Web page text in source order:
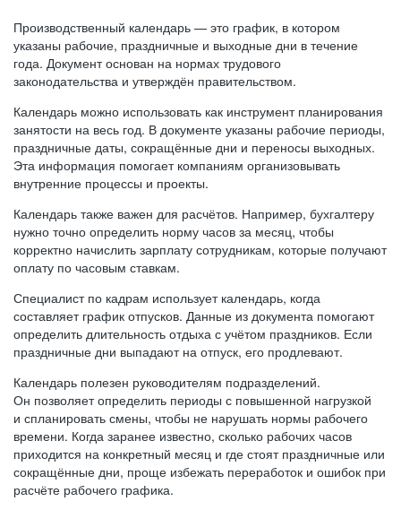
Производственный календарь — это график, в котором
указаны рабочие, праздничные и выходные дни в течение
года. Документ основан на нормах трудового
законодательства и утверждён правительством.
Календарь можно использовать как инструмент планирования
занятости на весь год. В документе указаны рабочие периоды,
праздничные даты, сокращённые дни и переносы выходных.
Эта информация помогает компаниям организовывать
внутренние процессы и проекты.
Календарь также важен для расчётов. Например, бухгалтеру
нужно точно определить норму часов за месяц, чтобы
корректно начислить зарплату сотрудникам, которые получают
оплату по часовым ставкам.
Специалист по кадрам использует календарь, когда
составляет график отпусков. Данные из документа помогают
определить длительность отдыха с учётом праздников. Если
праздничные дни выпадают на отпуск, его продлевают.
Календарь полезен руководителям подразделений.
Он позволяет определить периоды с повышенной нагрузкой
и спланировать смены, чтобы не нарушать нормы рабочего
времени. Когда заранее известно, сколько рабочих часов
приходится на конкретный месяц и где стоят праздничные или
сокращённые дни, проще избежать переработок и ошибок при
расчёте рабочего графика.